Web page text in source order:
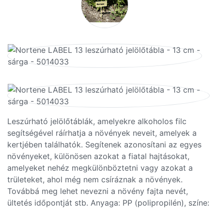
Leszúrható jelölőtáblák, amelyekre alkoholos filc
segítségével ráírhatja a növények neveit, amelyek a
kertjében találhatók. Segítenek azonosítani az egyes
növényeket, különösen azokat a fiatal hajtásokat,
amelyeket nehéz megkülönböztetni vagy azokat a
trületeket, ahol még nem csíráznak a növények.
Továbbá meg lehet nevezni a növény fajta nevét,
ültetés időpontját stb. Anyaga: PP (polipropilén), színe: